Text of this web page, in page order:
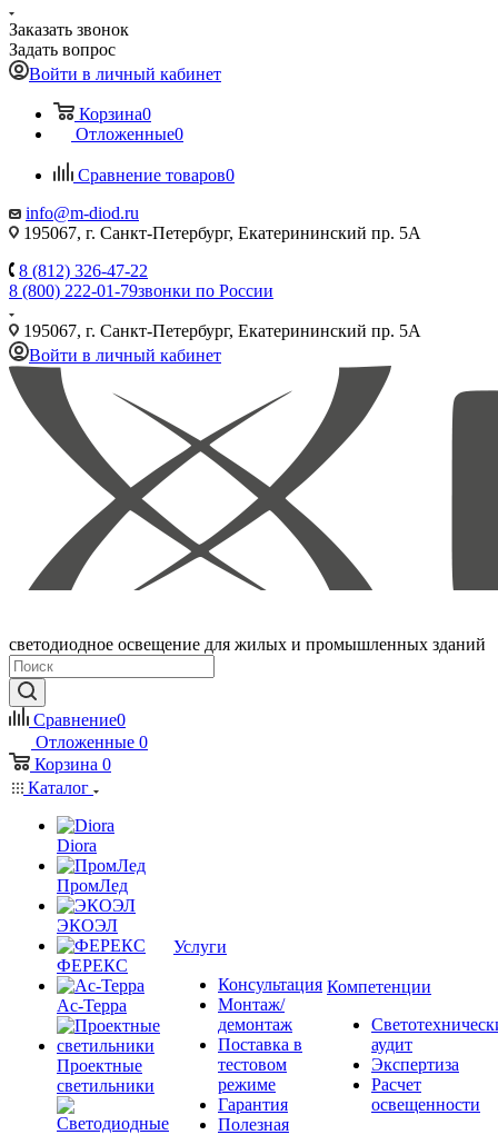
Заказать звонок
Задать вопрос
Войти в личный кабинет
Корзина0
Отложенные0
Сравнение товаров0
info@m-diod.ru
195067, г. Санкт-Петербург, Екатерининский пр. 5А
8 (812) 326-47-22
8 (800) 222-01-79звонки по России
195067, г. Санкт-Петербург, Екатерининский пр. 5А
Войти в личный кабинет
светодиодное освещение для жилых и промышленных зданий
Сравнение0
Отложенные 0
Корзина 0
Каталог
Diora
ПромЛед
ЭКОЭЛ
ФЕРЕКС
Ас-Терра
Проектные
светильники
Услуги
Консультация
Монтаж/
демонтаж
Поставка в
тестовом
режиме
Гарантия
Полезная
Компетенции
аудит
Экспертиза
Расчет
освещенности